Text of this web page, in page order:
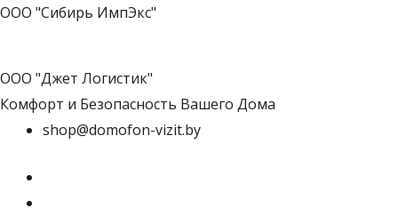
ООО "Сибирь ИмпЭкс"
ООО "Джет Логистик"
Комфорт и Безопасность Вашего Дома
shop@domofon-vizit.by